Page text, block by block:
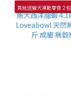
買就送貓犬凍乾零食２包